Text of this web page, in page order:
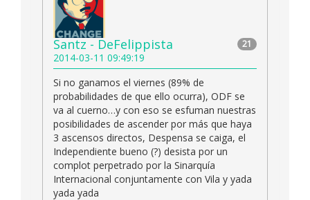
21
Santz - DeFelippista
2014-03-11 09:49:19
Si no ganamos el viernes (89% de
probabilidades de que ello ocurra), ODF se
va al cuerno…y con eso se esfuman nuestras
posibilidades de ascender por más que haya
3 ascensos directos, Despensa se caiga, el
Independiente bueno (?) desista por un
complot perpetrado por la Sinarquía
Internacional conjuntamente con Vila y yada
yada yada